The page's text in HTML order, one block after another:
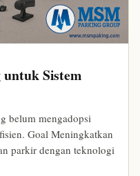
Sistem
belum mengadopsi
Goal Meningkatkan
parkir dengan teknologi